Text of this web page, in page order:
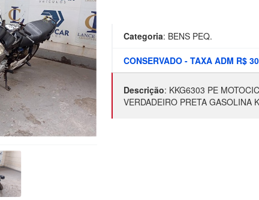
Categoria: BENS PEQ.
CONSERVADO - TAXA ADM R$
Descrição: KKG6303 PE
VERDADEIRO PRETA GASOLINA